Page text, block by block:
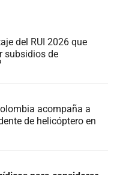
del RUI 2026 que
subsidios de
acompaña a
de helicóptero en